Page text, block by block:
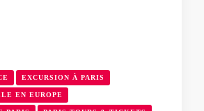
EXCURSION À PARIS
EN EUROPE